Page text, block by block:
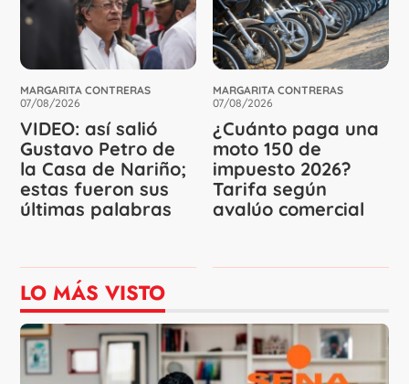
MARGARITA CONTRERAS
07/08/2026
VIDEO: así salió
Gustavo Petro de
la Casa de Nariño;
estas fueron sus
últimas palabras
MARGARITA CONTRERAS
07/08/2026
¿Cuánto paga una
moto 150 de
impuesto 2026?
Tarifa según
avalúo comercial
LO MÁS VISTO